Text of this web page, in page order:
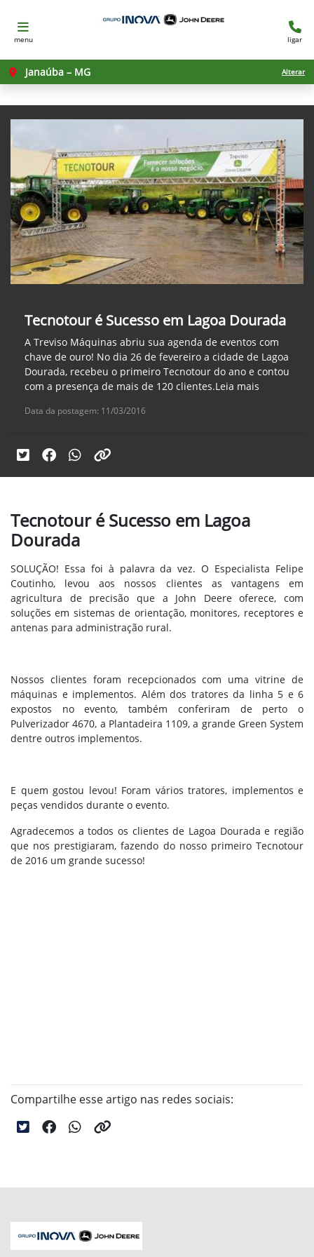
menu ligar
Janaúba – MG Alterar
Tecnotour é Sucesso em Lagoa Dourada
A Treviso Máquinas abriu sua agenda de eventos com
chave de ouro! No dia 26 de fevereiro a cidade de Lagoa
Dourada, recebeu o primeiro Tecnotour do ano e contou
com a presença de mais de 120 clientes.Leia mais
Data da postagem: 11/03/2016
Tecnotour é Sucesso em Lagoa
Dourada
SOLUÇÃO! Essa foi à palavra da vez. O Especialista Felipe
Coutinho, levou aos nossos clientes as vantagens em
agricultura de precisão que a John Deere oferece, com
soluções em sistemas de orientação, monitores, receptores e
antenas para administração rural.
Nossos clientes foram recepcionados com uma vitrine de
máquinas e implementos. Além dos tratores da linha 5 e 6
expostos no evento, também conferiram de perto o
Pulverizador 4670, a Plantadeira 1109, a grande Green System
dentre outros implementos.
E quem gostou levou! Foram vários tratores, implementos e
peças vendidos durante o evento.
Agradecemos a todos os clientes de Lagoa Dourada e região
que nos prestigiaram, fazendo do nosso primeiro Tecnotour
de 2016 um grande sucesso!
Compartilhe esse artigo nas redes sociais: